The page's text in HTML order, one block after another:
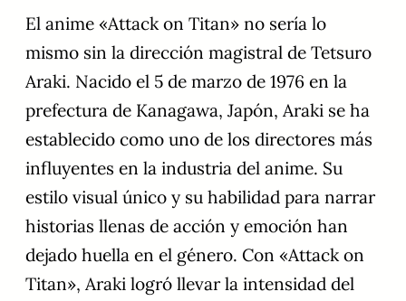
El anime «Attack on Titan» no sería lo
mismo sin la dirección magistral de Tetsuro
Araki. Nacido el 5 de marzo de 1976 en la
prefectura de Kanagawa, Japón, Araki se ha
establecido como uno de los directores más
influyentes en la industria del anime. Su
estilo visual único y su habilidad para narrar
historias llenas de acción y emoción han
dejado huella en el género. Con «Attack on
Titan», Araki logró llevar la intensidad del